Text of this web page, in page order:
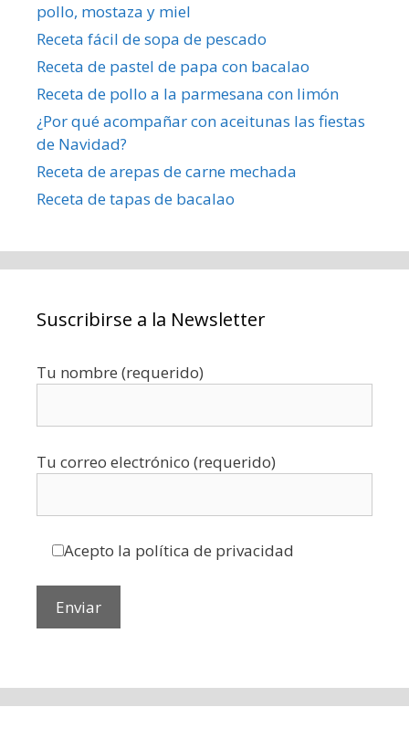
pollo, mostaza y miel
Receta fácil de sopa de pescado
Receta de pastel de papa con bacalao
Receta de pollo a la parmesana con limón
¿Por qué acompañar con aceitunas las fiestas
de Navidad?
Receta de arepas de carne mechada
Receta de tapas de bacalao
Suscribirse a la Newsletter
Tu nombre (requerido)
Tu correo electrónico (requerido)
Acepto la política de privacidad